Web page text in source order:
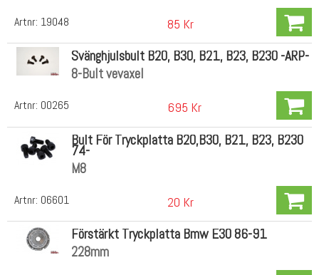
Artnr: 19048 85 Kr
Artnr: 00265
Svänghjulsbult B20, B30, B21, B23, B230 -ARP-
8-Bult vevaxel
695 Kr
Artnr: 06601
Bult För Tryckplatta B20,B30, B21, B23, B230
74-
M8
20 Kr
Förstärkt Tryckplatta Bmw E30 86-91
228mm